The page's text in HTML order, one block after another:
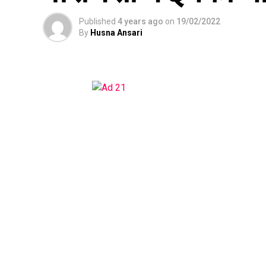
Published 4 years ago on 19/02/2022
By Husna Ansari